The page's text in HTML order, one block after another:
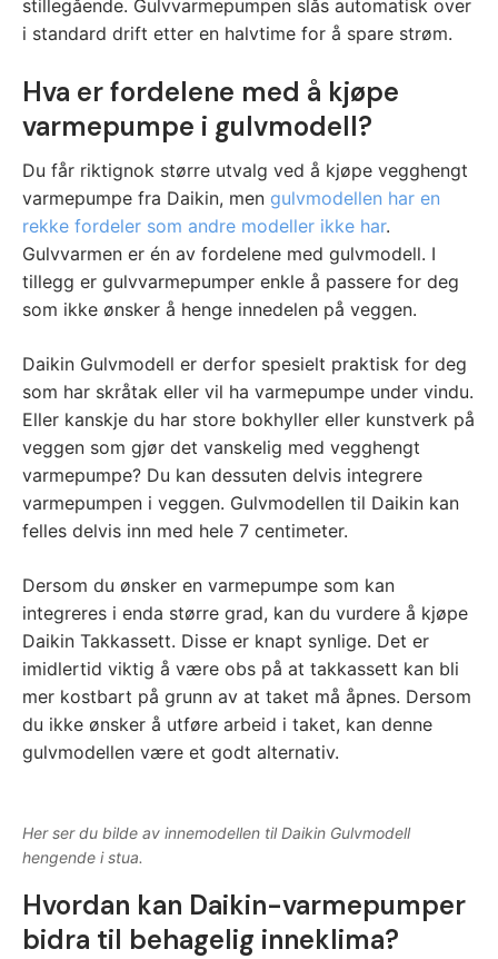
stillegående. Gulvvarmepumpen slås automatisk over
i standard drift etter en halvtime for å spare strøm.
Hva er fordelene med å kjøpe
varmepumpe i gulvmodell?
Du får riktignok større utvalg ved å kjøpe vegghengt
varmepumpe fra Daikin, men gulvmodellen har en
rekke fordeler som andre modeller ikke har.
Gulvvarmen er én av fordelene med gulvmodell. I
tillegg er gulvvarmepumper enkle å passere for deg
som ikke ønsker å henge innedelen på veggen.
Daikin Gulvmodell er derfor spesielt praktisk for deg
som har skråtak eller vil ha varmepumpe under vindu.
Eller kanskje du har store bokhyller eller kunstverk på
veggen som gjør det vanskelig med vegghengt
varmepumpe? Du kan dessuten delvis integrere
varmepumpen i veggen. Gulvmodellen til Daikin kan
felles delvis inn med hele 7 centimeter.
Dersom du ønsker en varmepumpe som kan
integreres i enda større grad, kan du vurdere å kjøpe
Daikin Takkassett. Disse er knapt synlige. Det er
imidlertid viktig å være obs på at takkassett kan bli
mer kostbart på grunn av at taket må åpnes. Dersom
du ikke ønsker å utføre arbeid i taket, kan denne
gulvmodellen være et godt alternativ.
Her ser du bilde av innemodellen til Daikin Gulvmodell
hengende i stua.
Hvordan kan Daikin-varmepumper
bidra til behagelig inneklima?